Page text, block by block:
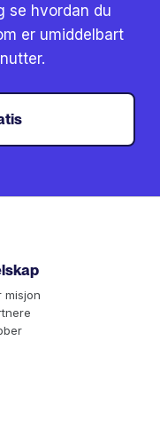
se hvordan du
er umiddelbart
misjon